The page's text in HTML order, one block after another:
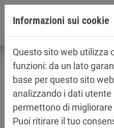
Jump directly to main
Jump directly to content
Informazioni sul
sicurezza
Informazioni sui cookie
Questo sito web utilizza
funzioni: da un lato
base per questo sito
analizzando i dati
permettono di
Puoi ritirare il tuo